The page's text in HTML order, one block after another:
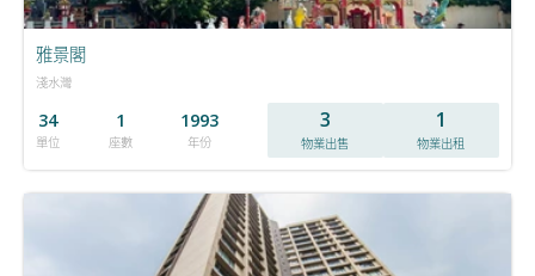
雅景閣
淺水灣
34
單位
1
座數
1993
年份
3
物業出售
1
物業出租